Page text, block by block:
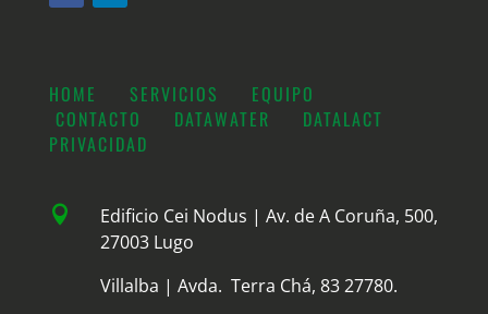
HOME SERVICIOS
EQUIPO
CONTACTO
DATAWATER
DATALACT
PRIVACIDAD

Edificio Cei Nodus | Av. de A Coruña, 500,
27003 Lugo
Villalba | Avda. Terra Chá, 83 27780.